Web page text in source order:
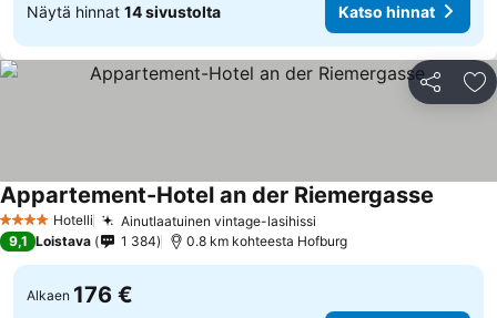
Näytä hinnat 14 sivustolta Katso hinnat
Jaa
4 Tähtiluokitus
Hotelli Ainutlaatuinen vintage-lasihissi
Appartement-Hotel an der Riemergasse
9,1 Loistava 1 384 0.8 km kohteesta Hofburg
Alkaen 176 €